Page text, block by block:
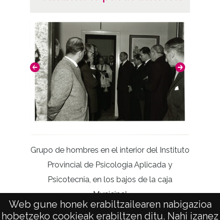
Web gune honek erabiltzailearen nabigazioa
hobetzeko cookieak erabiltzen ditu. Nahi izanez
Grupo de hombres en el interior del Instituto
Provincial de Psicologia Aplicada y
Psicotecnia, en los bajos de la caja
Municipal